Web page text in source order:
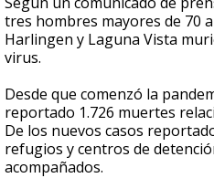
tres hombres mayores de 70
Harlingen y Laguna Vista
virus.
Desde que comenzó la
reportado 1.726 muertes
De los nuevos casos
refugios y centros de
acompañados.